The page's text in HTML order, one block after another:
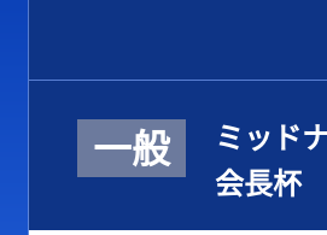
レース情報
シリーズインデックス
デ
モ
一般
ミッド
会長杯